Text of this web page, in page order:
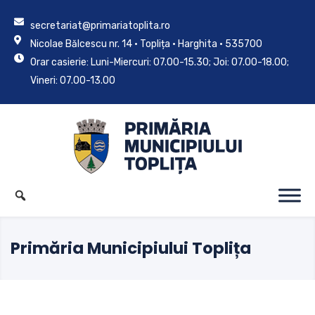
secretariat@primariatoplita.ro
Nicolae Bălcescu nr. 14 • Toplița • Harghita • 535700
Orar casierie: Luni-Miercuri: 07.00-15.30; Joi: 07.00-18.00;
Vineri: 07.00-13.00
Primăria Municipiului Toplița